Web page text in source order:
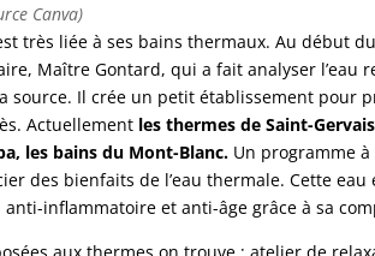
Canva)
très liée à ses bains thermaux. Au début
Maître Gontard, qui a fait analyser
source. Il crée un petit établissement pour
Actuellement les thermes de Saint-
les bains du Mont-Blanc. Un programme
des bienfaits de l’eau thermale. Cette
inflammatoire et anti-âge grâce à sa